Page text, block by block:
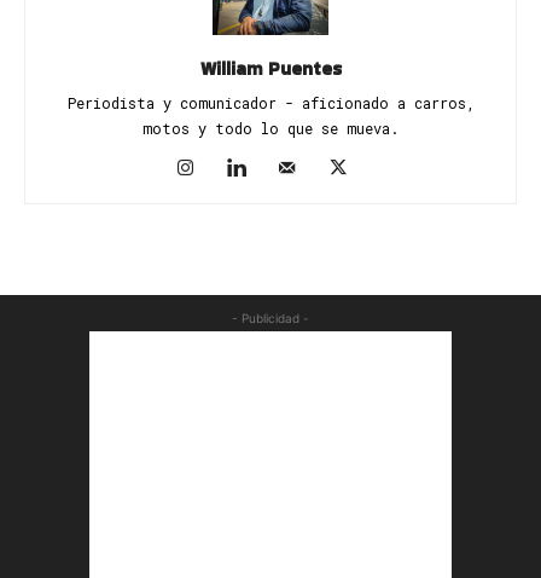
William Puentes
Periodista y comunicador - aficionado a carros,
motos y todo lo que se mueva.
- Publicidad -